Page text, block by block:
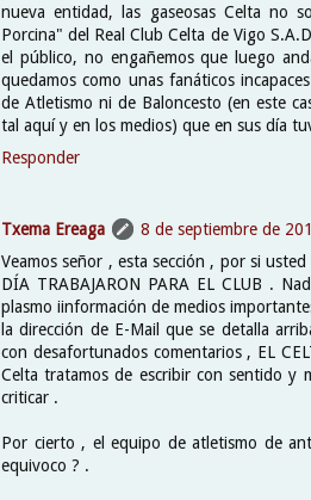
nueva entidad, las gaseosas Celta no
Porcina" del Real Club Celta de Vigo
el público, no engañemos que luego
quedamos como unas fanáticos
de Atletismo ni de Baloncesto (en este
tal aquí y en los medios) que en sus día
Responder
Txema Ereaga
8 de septiembre de
Veamos señor , esta sección , por si
DÍA TRABAJARON PARA EL CLUB .
plasmo iinformación de medios
la dirección de E-Mail que se detalla
con desafortunados comentarios , EL
Celta tratamos de escribir con sentido y
criticar .
Por cierto , el equipo de atletismo de
equivoco ? .